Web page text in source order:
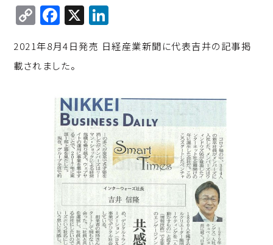
C
o
p
y
F
a
c
e
b
o
o
k
X
n
k
d
I
n
2021年8月4日発売 日経産業新聞に代表吉井の記事掲
載されました。